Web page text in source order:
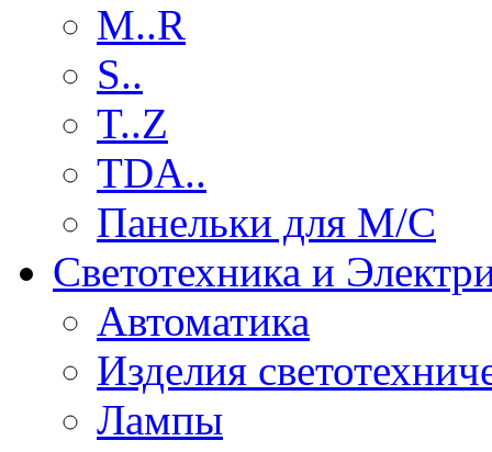
M..R
S..
T..Z
TDA..
Панельки для М/С
Светотехника и
Автоматика
Изделия
Лампы